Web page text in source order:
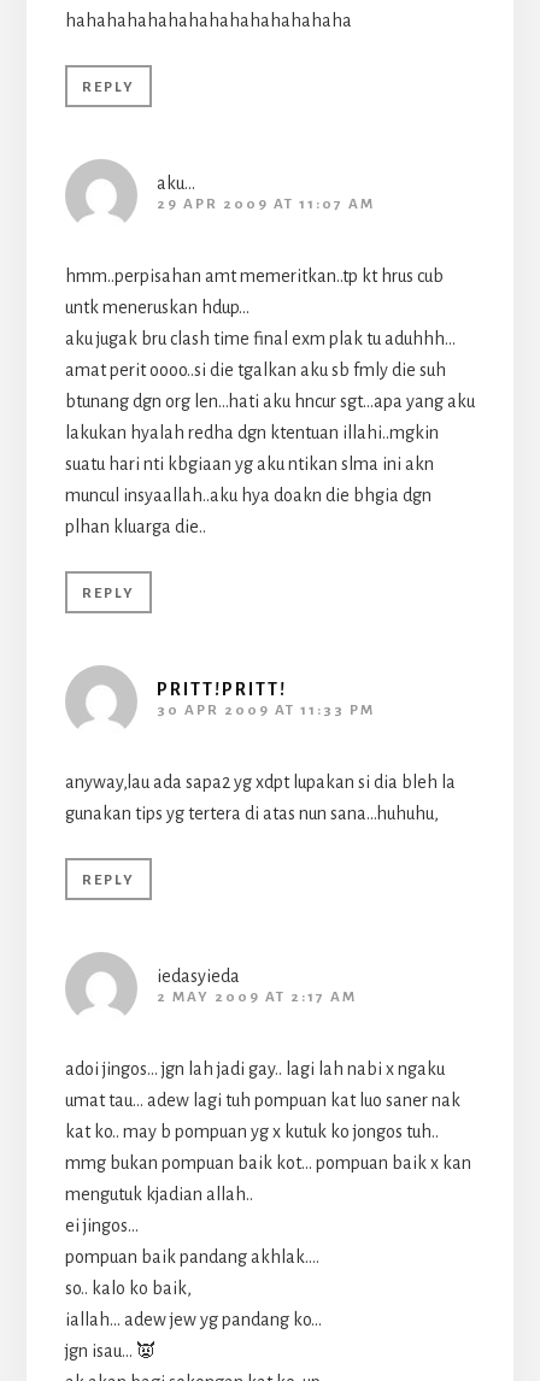
hahahahahahahahahahahahahaha
REPLY
aku...
29 APR 2009 AT 11:07 AM
hmm..perpisahan amt memeritkan..tp kt hrus cub
untk meneruskan hdup…
aku jugak bru clash time final exm plak tu aduhhh…
amat perit oooo..si die tgalkan aku sb fmly die suh
btunang dgn org len…hati aku hncur sgt…apa yang aku
lakukan hyalah redha dgn ktentuan illahi..mgkin
suatu hari nti kbgiaan yg aku ntikan slma ini akn
muncul insyaallah..aku hya doakn die bhgia dgn
plhan kluarga die..
REPLY
PRITT!PRITT!
30 APR 2009 AT 11:33 PM
anyway,lau ada sapa2 yg xdpt lupakan si dia bleh la
gunakan tips yg tertera di atas nun sana…huhuhu,
REPLY
iedasyieda
2 MAY 2009 AT 2:17 AM
adoi jingos… jgn lah jadi gay.. lagi lah nabi x ngaku
umat tau… adew lagi tuh pompuan kat luo saner nak
kat ko.. may b pompuan yg x kutuk ko jongos tuh..
mmg bukan pompuan baik kot… pompuan baik x kan
mengutuk kjadian allah..
ei jingos…
pompuan baik pandang akhlak….
so.. kalo ko baik,
iallah… adew jew yg pandang ko…
jgn isau… 👿